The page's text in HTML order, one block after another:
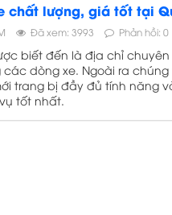
chất lượng, giá tốt tại
Đã xem: 3993 Phản hồi: 0
biết đến là địa chỉ
dòng xe. Ngoài ra
trang bị đầy đủ tính năng
tốt nhất.